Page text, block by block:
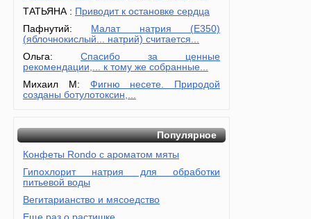
ТАТЬЯНА : Приводит к остановке сердца
Пафнутий: Малат натрия (E350)
(яблочнокислый... натрий) считается...
Ольга: Спасибо за ценные
рекомендации,... к тому же собранные...
Михаил М: Фигню несете. Природой
созданы ботулотоксин,...
Популярное
Конфеты Rondo с ароматом мяты
Гипохлорит натрия для обработки
питьевой воды
Вегитарианство и мясоедство